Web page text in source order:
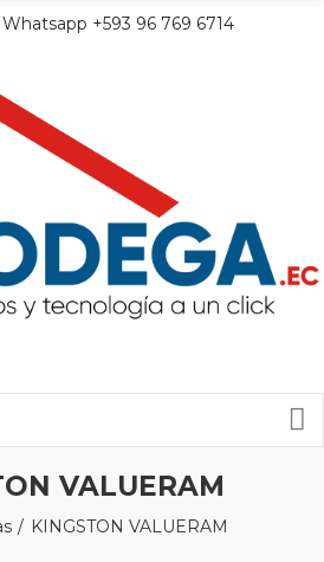
+593 96 769 6714
VALUERAM
KINGSTON VALUERAM